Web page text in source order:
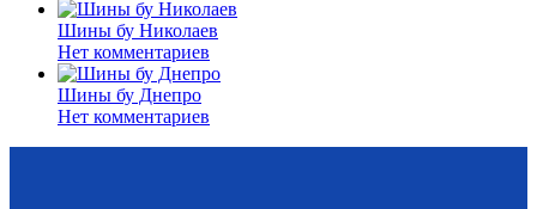
Шины бу Николаев
Нет комментариев
Шины бу Днепро
Нет комментариев